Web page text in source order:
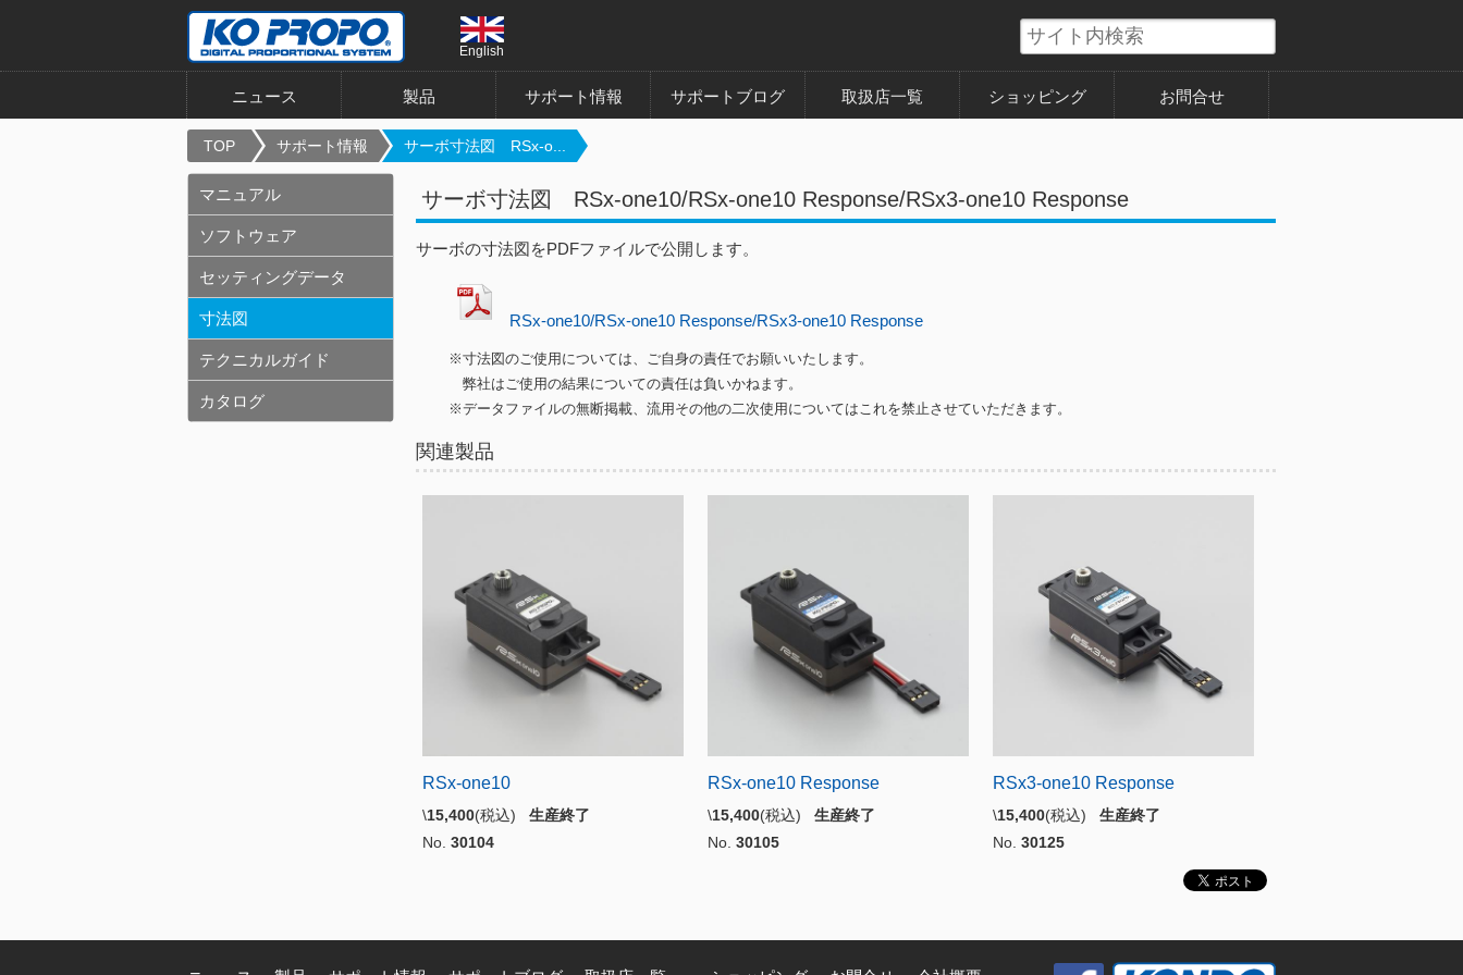
English
ニュース 製品 サポート情報 サポートブログ 取扱店一覧 ショッピング お問合せ
TOP サポート情報 サーボ寸法図 RSx-o...
サーボ寸法図 RSx-one10/RSx-one10 Response/RSx3-one10 Response
サーボの寸法図をPDFファイルで公開します。
RSx-one10/RSx-one10 Response/RSx3-one10 Response
※寸法図のご使用については、ご自身の責任でお願いいたします。
弊社はご使用の結果についての責任は負いかねます。
※データファイルの無断掲載、流用その他の二次使用についてはこれを禁止させていただきます。
関連製品
RSx-one10
\15,400(税込) 生産終了
No. 30104
RSx-one10 Response
\15,400(税込) 生産終了
No. 30105
RSx3-one10 Response
\15,400(税込) 生産終了
No. 30125
マニュアル
ソフトウェア
セッティングデータ
寸法図
テクニカルガイド
カタログ